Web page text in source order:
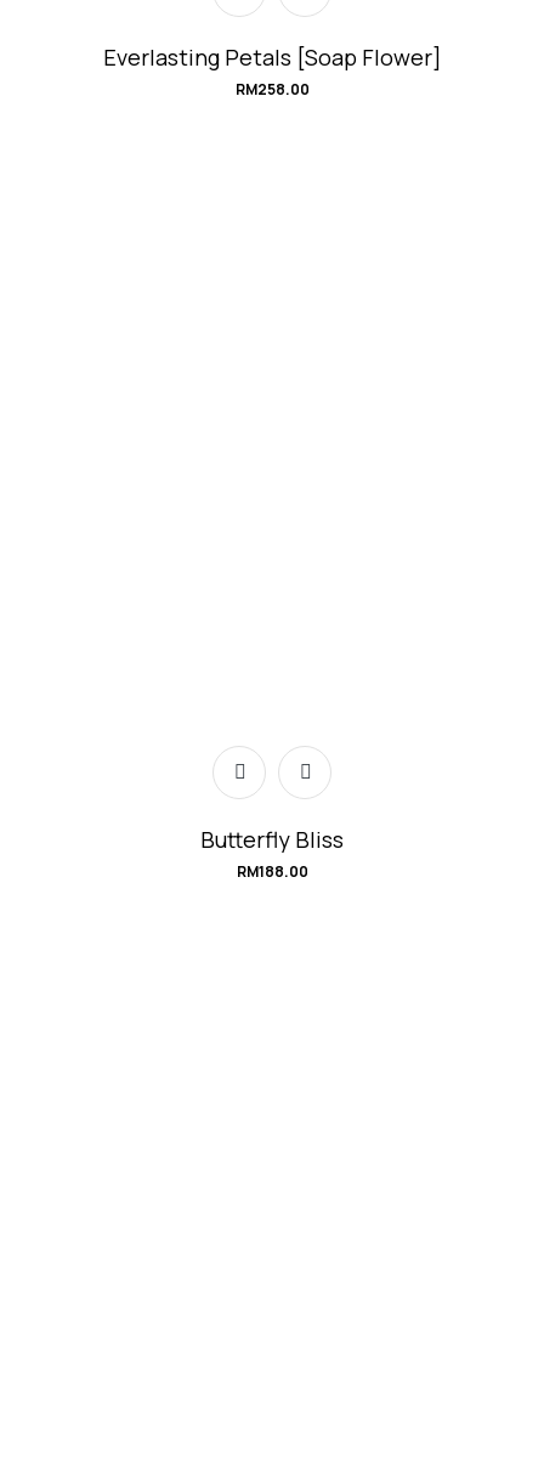
Everlasting Petals [Soap Flower]
RM258.00
Butterfly Bliss
RM188.00